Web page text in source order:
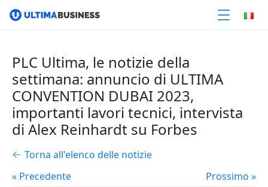
PLC Ultima, le notizie della
settimana: annuncio di ULTIMA
CONVENTION DUBAI 2023,
importanti lavori tecnici, intervista
di Alex Reinhardt su Forbes
Torna all'elenco delle notizie
« Precedente
Prossimo »